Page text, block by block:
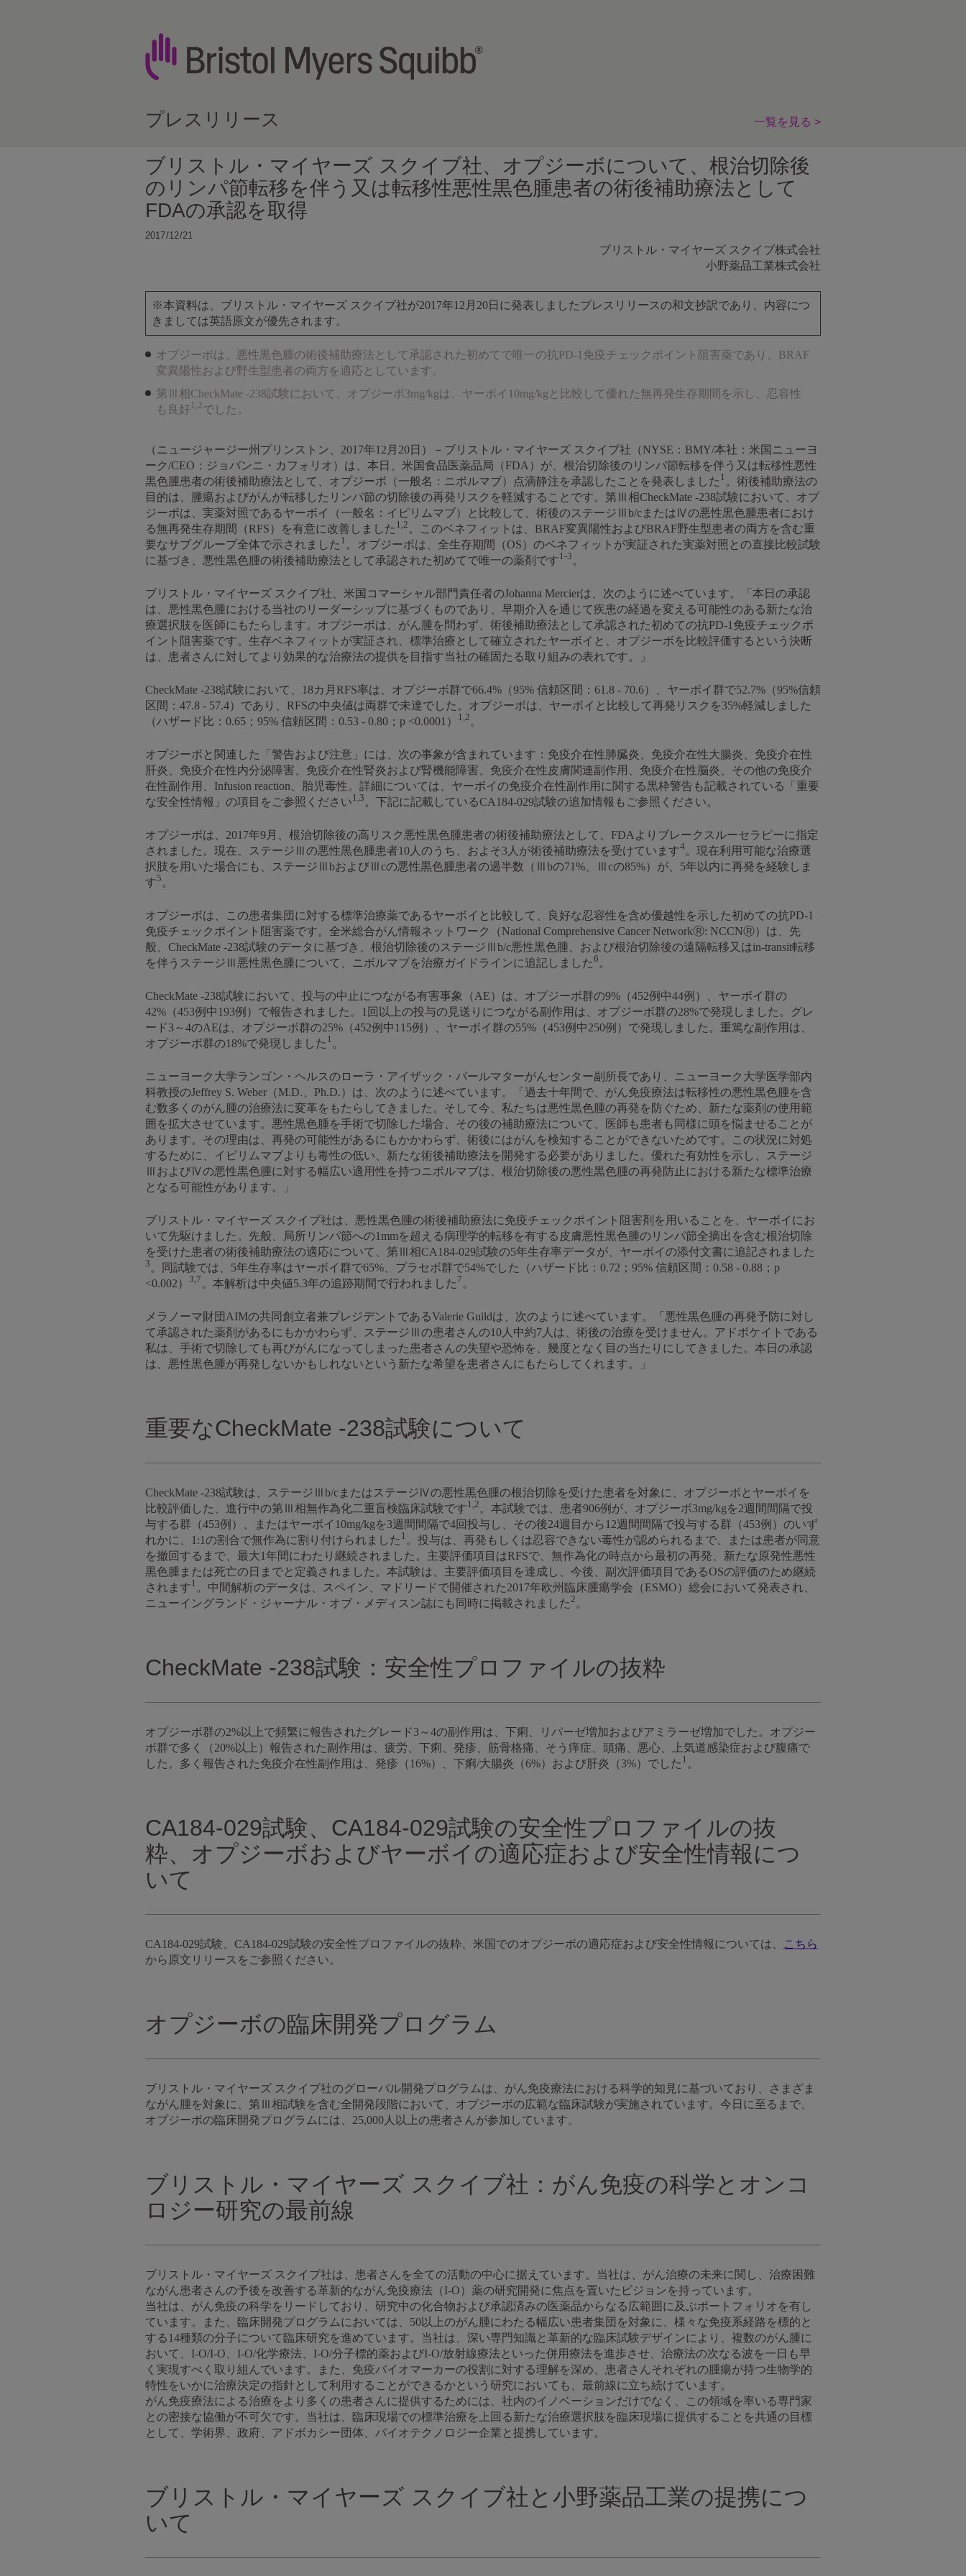
プレスリリース 一覧を見る >
ブリストル・マイヤーズ スクイブ社、オプジーボについて、根治切除後
のリンパ節転移を伴う又は転移性悪性黒色腫患者の術後補助療法として
FDAの承認を取得
2017/12/21
ブリストル・マイヤーズ スクイブ株式会社
小野薬品工業株式会社
※本資料は、ブリストル・マイヤーズ スクイブ社が2017年12月20日に発表しましたプレスリリースの和文抄訳であり、内容につ
きましては英語原文が優先されます。
オプジーボは、悪性黒色腫の術後補助療法として承認された初めてで唯一の抗PD-1免疫チェックポイント阻害薬であり、BRAF
変異陽性および野生型患者の両方を適応としています。
第Ⅲ相CheckMate -238試験において、オプジーボ3mg/kgは、ヤーボイ10mg/kgと比較して優れた無再発生存期間を示し、忍容性
も良好 1,2でした。
（ニュージャージー州プリンストン、2017年12月20日）－ブリストル・マイヤーズ スクイブ社（NYSE：BMY/本社：米国ニューヨ
ーク/CEO：ジョバンニ・カフォリオ）は、本日、米国食品医薬品局（FDA）が、根治切除後のリンパ節転移を伴う又は転移性悪性
黒色腫患者の術後補助療法として、オプジーボ（一般名：ニボルマブ）点滴静注を承認したことを発表しました 1 。術後補助療法の
目的は、腫瘍およびがんが転移したリンパ節の切除後の再発リスクを軽減することです。第Ⅲ相CheckMate -238試験において、オプ
ジーボは、実薬対照であるヤーボイ（一般名：イピリムマブ）と比較して、術後のステージⅢb/cまたはⅣの悪性黒色腫患者におけ
る無再発生存期間（RFS）を有意に改善しました 1,2 。このベネフィットは、BRAF変異陽性およびBRAF野生型患者の両方を含む重
要なサブグループ全体で示されました 1 。オプジーボは、全生存期間（OS）のベネフィットが実証された実薬対照との直接比較試験
に基づき、悪性黒色腫の術後補助療法として承認された初めてで唯一の薬剤です1-3 。
ブリストル・マイヤーズ スクイブ社、米国コマーシャル部門責任者のJohanna Mercierは、次のように述べています。「本日の承認
は、悪性黒色腫における当社のリーダーシップに基づくものであり、早期介入を通じて疾患の経過を変える可能性のある新たな治
療選択肢を医師にもたらします。オプジーボは、がん腫を問わず、術後補助療法として承認された初めての抗PD-1免疫チェックポ
イント阻害薬です。生存ベネフィットが実証され、標準治療として確立されたヤーボイと、オプジーボを比較評価するという決断
は、患者さんに対してより効果的な治療法の提供を目指す当社の確固たる取り組みの表れです。」
CheckMate -238試験において、18カ月RFS率は、オプジーボ群で66.4%（95% 信頼区間：61.8 - 70.6）、ヤーボイ群で52.7%（95%信頼
区間：47.8 - 57.4）であり、RFSの中央値は両群で未達でした。オプジーボは、ヤーボイと比較して再発リスクを35%軽減しました
（ハザード比：0.65；95% 信頼区間：0.53 - 0.80；p <0.0001）
1,2 。
オプジーボと関連した「警告および注意」には、次の事象が含まれています：免疫介在性肺臓炎、免疫介在性大腸炎、免疫介在性
肝炎、免疫介在性内分泌障害、免疫介在性腎炎および腎機能障害、免疫介在性皮膚関連副作用、免疫介在性脳炎、その他の免疫介
在性副作用、Infusion reaction、胎児毒性。詳細については、ヤーボイの免疫介在性副作用に関する黒枠警告も記載されている「重要
な安全性情報」の項目をご参照ください1,3 。下記に記載しているCA184-029試験の追加情報もご参照ください。
オプジーボは、2017年9月、根治切除後の高リスク悪性黒色腫患者の術後補助療法として、FDAよりブレークスルーセラピーに指定
されました。現在、ステージⅢの悪性黒色腫患者10人のうち、およそ3人が術後補助療法を受けています4。現在利用可能な治療選
択肢を用いた場合にも、ステージⅢbおよびⅢcの悪性黒色腫患者の過半数（Ⅲbの71%、Ⅲcの85%）が、5年以内に再発を経験しま
す5 。
オプジーボは、この患者集団に対する標準治療薬であるヤーボイと比較して、良好な忍容性を含め優越性を示した初めての抗PD-1
免疫チェックポイント阻害薬です。全米総合がん情報ネットワーク（National Comprehensive Cancer NetworkⓇ: NCCNⓇ）は、先
般、CheckMate -238試験のデータに基づき、根治切除後のステージⅢb/c悪性黒色腫、および根治切除後の遠隔転移又はin-transit転移
を伴うステージⅢ悪性黒色腫について、ニボルマブを治療ガイドラインに追記しました6 。
CheckMate -238試験において、投与の中止につながる有害事象（AE）は、オプジーボ群の9%（452例中44例）、ヤーボイ群の
42%（453例中193例）で報告されました。1回以上の投与の見送りにつながる副作用は、オプジーボ群の28%で発現しました。グレ
ード3～4のAEは、オプジーボ群の25%（452例中115例）、ヤーボイ群の55%（453例中250例）で発現しました。重篤な副作用は、
オプジーボ群の18%で発現しました 1 。
ニューヨーク大学ランゴン・ヘルスのローラ・アイザック・パールマターがんセンター副所長であり、ニューヨーク大学医学部内
科教授のJeffrey S. Weber（M.D.、Ph.D.）は、次のように述べています。「過去十年間で、がん免疫療法は転移性の悪性黒色腫を含
む数多くのがん腫の治療法に変革をもたらしてきました。そして今、私たちは悪性黒色腫の再発を防ぐため、新たな薬剤の使用範
囲を拡大させています。悪性黒色腫を手術で切除した場合、その後の補助療法について、医師も患者も同様に頭を悩ませることが
あります。その理由は、再発の可能性があるにもかかわらず、術後にはがんを検知することができないためです。この状況に対処
するために、イピリムマブよりも毒性の低い、新たな術後補助療法を開発する必要がありました。優れた有効性を示し、ステージ
ⅢおよびⅣの悪性黒色腫に対する幅広い適用性を持つニボルマブは、根治切除後の悪性黒色腫の再発防止における新たな標準治療
となる可能性があります。」
ブリストル・マイヤーズ スクイブ社は、悪性黒色腫の術後補助療法に免疫チェックポイント阻害剤を用いることを、ヤーボイにお
いて先駆けました。先般、局所リンパ節への1mmを超える病理学的転移を有する皮膚悪性黒色腫のリンパ節全摘出を含む根治切除
を受けた患者の術後補助療法の適応について、第Ⅲ相CA184-029試験の5年生存率データが、ヤーボイの添付文書に追記されました
3 。同試験では、5年生存率はヤーボイ群で65%、プラセボ群で54%でした（ハザード比：0.72；95% 信頼区間：0.58 - 0.88；p
<0.002）
3,7 。本解析は中央値5.3年の追跡期間で行われました 7 。
メラノーマ財団AIMの共同創立者兼プレジデントであるValerie Guildは、次のように述べています。「悪性黒色腫の再発予防に対し
て承認された薬剤があるにもかかわらず、ステージⅢの患者さんの10人中約7人は、術後の治療を受けません。アドボケイトである
私は、手術で切除しても再びがんになってしまった患者さんの失望や恐怖を、幾度となく目の当たりにしてきました。本日の承認
は、悪性黒色腫が再発しないかもしれないという新たな希望を患者さんにもたらしてくれます。」
重要なCheckMate -238試験について
CheckMate -238試験は、ステージⅢb/cまたはステージⅣの悪性黒色腫の根治切除を受けた患者を対象に、オプジーボとヤーボイを
比較評価した、進行中の第Ⅲ相無作為化二重盲検臨床試験です1,2 。本試験では、患者906例が、オプジーボ3mg/kgを2週間間隔で投
与する群（453例）、またはヤーボイ10mg/kgを3週間間隔で4回投与し、その後24週目から12週間間隔で投与する群（453例）のいず
れかに、1:1の割合で無作為に割り付けられました 1 。投与は、再発もしくは忍容できない毒性が認められるまで、または患者が同意
を撤回するまで、最大1年間にわたり継続されました。主要評価項目はRFSで、無作為化の時点から最初の再発、新たな原発性悪性
黒色腫または死亡の日までと定義されました。本試験は、主要評価項目を達成し、今後、副次評価項目であるOSの評価のため継続
されます1 。中間解析のデータは、スペイン、マドリードで開催された2017年欧州臨床腫瘍学会（ESMO）総会において発表され、
ニューイングランド・ジャーナル・オブ・メディスン誌にも同時に掲載されました2 。
CheckMate -238試験：安全性プロファイルの抜粋
オプジーボ群の2%以上で頻繁に報告されたグレード3～4の副作用は、下痢、リパーゼ増加およびアミラーゼ増加でした。オプジー
ボ群で多く（20%以上）報告された副作用は、疲労、下痢、発疹、筋骨格痛、そう痒症、頭痛、悪心、上気道感染症および腹痛で
した。多く報告された免疫介在性副作用は、発疹（16%）、下痢/大腸炎（6%）および肝炎（3%）でした 1 。
CA184-029試験、CA184-029試験の安全性プロファイルの抜
粋、オプジーボおよびヤーボイの適応症および安全性情報につ
いて
CA184-029試験、CA184-029試験の安全性プロファイルの抜粋、米国でのオプジーボの適応症および安全性情報については、
こちら
から原文リリースをご参照ください。
オプジーボの臨床開発プログラム
ブリストル・マイヤーズ スクイブ社のグローバル開発プログラムは、がん免疫療法における科学的知見に基づいており、さまざま
ながん腫を対象に、第Ⅲ相試験を含む全開発段階において、オプジーボの広範な臨床試験が実施されています。今日に至るまで、
オプジーボの臨床開発プログラムには、25,000人以上の患者さんが参加しています。
ブリストル・マイヤーズ スクイブ社：がん免疫の科学とオンコ
ロジー研究の最前線
ブリストル・マイヤーズ スクイブ社は、患者さんを全ての活動の中心に据えています。当社は、がん治療の未来に関し、治療困難
ながん患者さんの予後を改善する革新的ながん免疫療法（I-O）薬の研究開発に焦点を置いたビジョンを持っています。
当社は、がん免疫の科学をリードしており、研究中の化合物および承認済みの医薬品からなる広範囲に及ぶポートフォリオを有し
ています。また、臨床開発プログラムにおいては、50以上のがん腫にわたる幅広い患者集団を対象に、様々な免疫系経路を標的と
する14種類の分子について臨床研究を進めています。当社は、深い専門知識と革新的な臨床試験デザインにより、複数のがん腫に
おいて、I-O/I-O、I-O/化学療法、I-O/分子標的薬およびI-O/放射線療法といった併用療法を進歩させ、治療法の次なる波を一日も早
く実現すべく取り組んでいます。また、免疫バイオマーカーの役割に対する理解を深め、患者さんそれぞれの腫瘍が持つ生物学的
特性をいかに治療決定の指針として利用することができるかという研究においても、最前線に立ち続けています。
がん免疫療法による治療をより多くの患者さんに提供するためには、社内のイノベーションだけでなく、この領域を率いる専門家
との密接な協働が不可欠です。当社は、臨床現場での標準治療を上回る新たな治療選択肢を臨床現場に提供することを共通の目標
として、学術界、政府、アドボカシー団体、バイオテクノロジー企業と提携しています。
ブリストル・マイヤーズ スクイブ社と小野薬品工業の提携につ
いて